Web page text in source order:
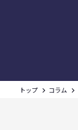
トップ コラム